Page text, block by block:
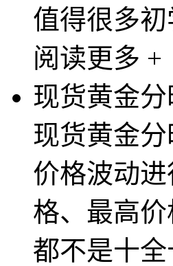
值得很多
阅读更多 +
现货黄金
现货黄金
价格波动
格、最高
都不是十